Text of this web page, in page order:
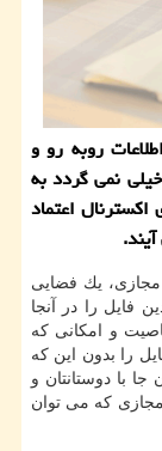
روبه رو و
نمی گردد به
اعتماد
مجازی، یك فضایی
فایل را در آنجا
و امكانی كه
را بدون این كه
جا با دوستانتان و
مجازی كه می توان